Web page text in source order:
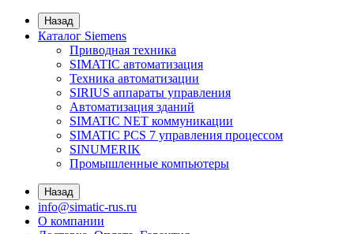
Назад
Каталог Siemens
Приводная техника
SIMATIC автоматизация
Техника автоматизации
SIRIUS аппараты управления
Автоматизация зданий
SIMATIC NET коммуникации
SIMATIC PCS 7 управления процессом
SINUMERIK
Промышленные компьютеры
Назад
info@simatic-rus.ru
О компании